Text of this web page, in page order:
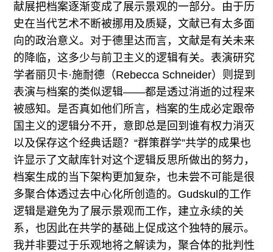
献展把档案逐渐变成了展示景观的一部分。由于历
史在当代艺术不断被挪用及质疑，文献已有太多面
向的政治意义。对于德里达而言，文献是有关未来
的降临，这多少与前卫主义的逻辑有关。表演研究
学者丽贝卡·施耐德（Rebecca Schneider）则提到
表演与档案的类似逻辑——都是透过消逝的过程来
被感知。是否真如他们所言，档案的生成必定跟帝
国主义的逻辑分不开，意即总是回到谁有权力消灭
以及保存这个经典话题？“群策群学”共学的成果也
许显示了文献库针对这个逻辑反思所做出的努力，
档案生成的当下架构更加复杂，也未尝不可能是很
多聚合体透过去中心化所创造的。Gudskul的工作
逻辑是避免为了展示景观而工作，建立永续的关
系，也因此在共学的基础上促成这个独特的展示。
我并非要过于乐观地将之解读为，聚合体的批判性